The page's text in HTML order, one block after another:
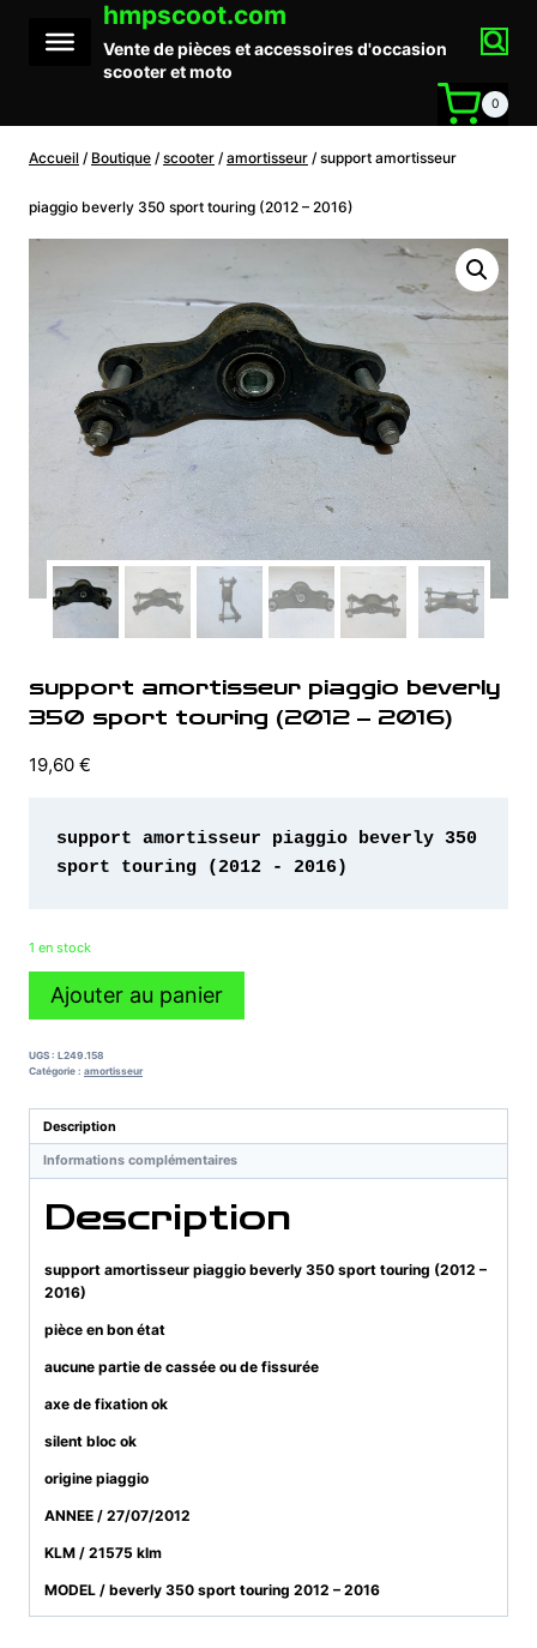
contenu
hmpscoot.com
Vente de pièces et accessoires d'occasion
scooter et moto
0
Accueil / Boutique / scooter / amortisseur / support amortisseur
piaggio beverly 350 sport touring (2012 – 2016)
support amortisseur piaggio beverly
350 sport touring (2012 – 2016)
19,60 €
support amortisseur piaggio beverly 350
sport touring (2012 - 2016)
1 en stock
quantité
amortisseur
piaggio
350
sport
touring
2016)
Ajouter au panier
UGS : L249.158
Catégorie : amortisseur
Description
Informations complémentaires
Description
support amortisseur piaggio beverly 350 sport touring (2012 –
2016)
pièce en bon état
aucune partie de cassée ou de fissurée
axe de fixation ok
silent bloc ok
origine piaggio
ANNEE / 27/07/2012
KLM / 21575 klm
MODEL / beverly 350 sport touring 2012 – 2016